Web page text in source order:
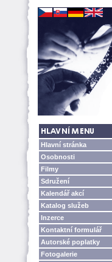
Hlavní stránka
Osobnosti
Filmy
Sdružení
Kalendář akcí
Katalog služeb
Inzerce
Kontaktní formulář
Autorské poplatky
Fotogalerie